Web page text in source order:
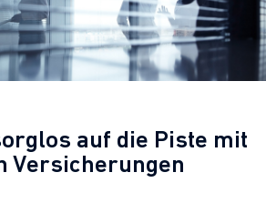
auf die Piste mit
Versicherungen